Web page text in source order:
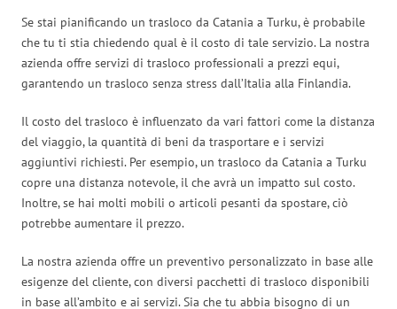
Se stai pianificando un trasloco da Catania a Turku, è probabile
che tu ti stia chiedendo qual è il costo di tale servizio. La nostra
azienda offre servizi di trasloco professionali a prezzi equi,
garantendo un trasloco senza stress dall’Italia alla Finlandia.
Il costo del trasloco è influenzato da vari fattori come la distanza
del viaggio, la quantità di beni da trasportare e i servizi
aggiuntivi richiesti. Per esempio, un trasloco da Catania a Turku
copre una distanza notevole, il che avrà un impatto sul costo.
Inoltre, se hai molti mobili o articoli pesanti da spostare, ciò
potrebbe aumentare il prezzo.
La nostra azienda offre un preventivo personalizzato in base alle
esigenze del cliente, con diversi pacchetti di trasloco disponibili
in base all’ambito e ai servizi. Sia che tu abbia bisogno di un